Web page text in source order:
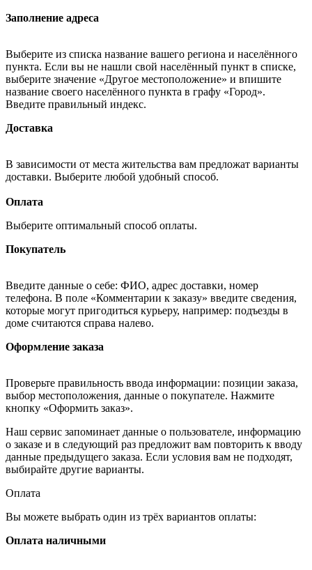
Заполнение адреса
Выберите из списка название вашего региона и населённого
пункта. Если вы не нашли свой населённый пункт в списке,
выберите значение «Другое местоположение» и впишите
название своего населённого пункта в графу «Город».
Введите правильный индекс.
Доставка
В зависимости от места жительства вам предложат варианты
доставки. Выберите любой удобный способ.
Оплата
Выберите оптимальный способ оплаты.
Покупатель
Введите данные о себе: ФИО, адрес доставки, номер
телефона. В поле «Комментарии к заказу» введите сведения,
которые могут пригодиться курьеру, например: подъезды в
доме считаются справа налево.
Оформление заказа
Проверьте правильность ввода информации: позиции заказа,
выбор местоположения, данные о покупателе. Нажмите
кнопку «Оформить заказ».
Наш сервис запоминает данные о пользователе, информацию
о заказе и в следующий раз предложит вам повторить к вводу
данные предыдущего заказа. Если условия вам не подходят,
выбирайте другие варианты.
Оплата
Вы можете выбрать один из трёх вариантов оплаты:
Оплата наличными